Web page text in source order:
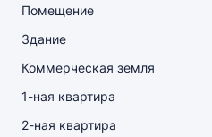
Помещение
Здание
Коммерческая земля
1-ная квартира
2-ная квартира